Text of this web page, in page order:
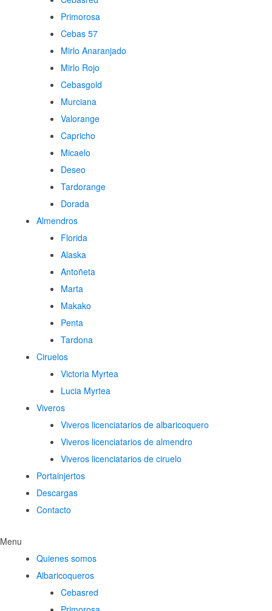
Primorosa
Cebas 57
Mirlo Anaranjado
Mirlo Rojo
Cebasgold
Murciana
Valorange
Capricho
Micaelo
Deseo
Tardorange
Dorada
Almendros
Florida
Alaska
Antoñeta
Marta
Makako
Penta
Tardona
Ciruelos
Victoria Myrtea
Lucia Myrtea
Viveros
Viveros licenciatarios de albaricoquero​
Viveros licenciatarios de almendro​
Viveros licenciatarios de ciruelo
Portainjertos
Descargas
Contacto
Menu
Quienes somos
Albaricoqueros
Cebasred